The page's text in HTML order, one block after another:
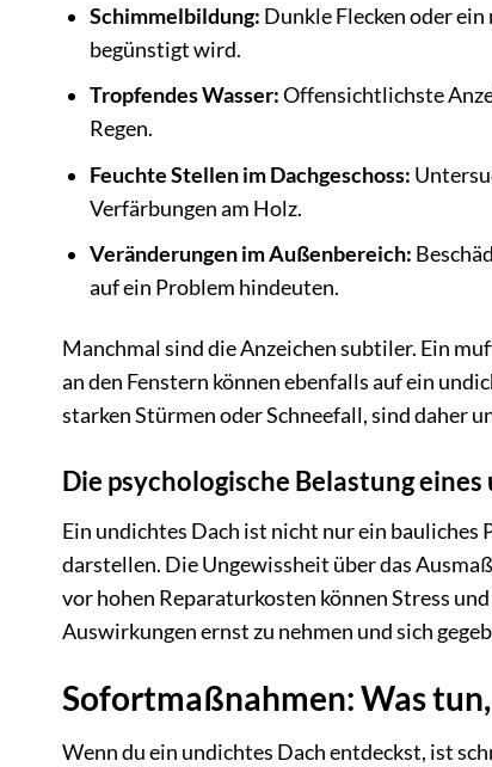
Schimmelbildung: Dunkle Flecken oder
begünstigt wird.
Tropfendes Wasser:Offensichtlichste
Regen.
Feuchte Stellen im Dachgeschoss:
Verfärbungen am Holz.
Veränderungen im Außenbereich:
auf ein Problem hindeuten.
Manchmal sind die Anzeichen subtiler. Ein
an den Fenstern können ebenfalls auf ein
starken Stürmen oder Schneefall, sind daher
Die psychologische Belastung
Ein undichtes Dach ist nicht nur ein bauliches
darstellen. Die Ungewissheit über das
vor hohen Reparaturkosten können Stress
Auswirkungen ernst zu nehmen und sich
Sofortmaßnahmen: Was
Wenn du ein undichtes Dach entdeckst, ist